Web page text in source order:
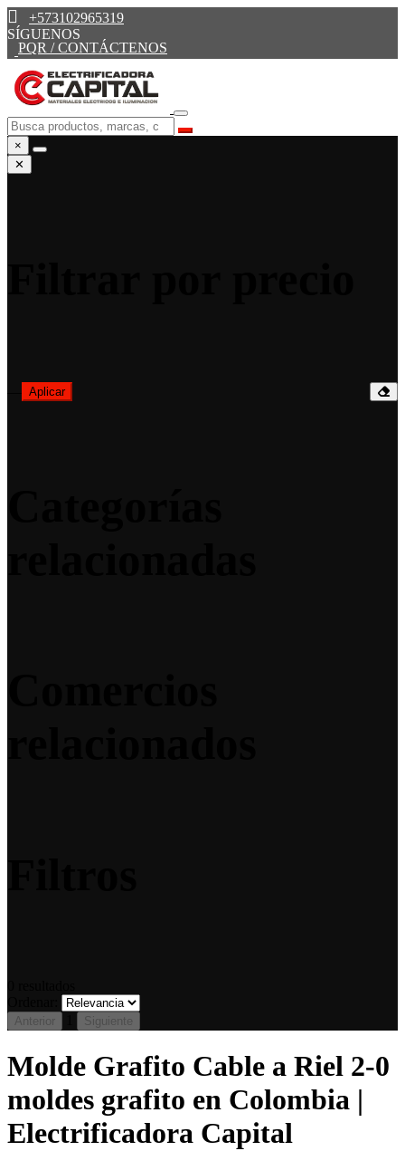
+573102965319
SÍGUENOS
PQR / CONTÁCTENOS
×
✕
Aplicar
Anterior Siguiente
Molde Grafito Cable a Riel 2-0
moldes grafito en Colombia |
Electrificadora Capital